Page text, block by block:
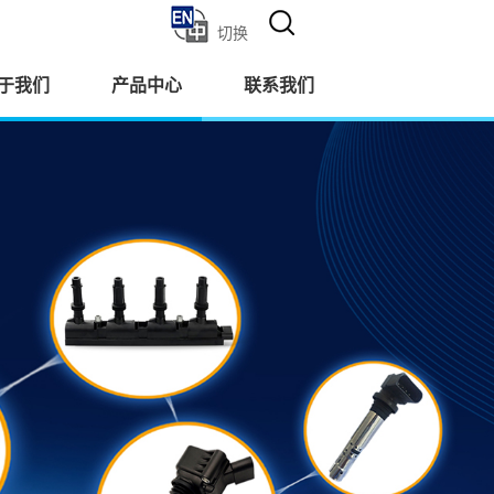
切换
我们 产品中心 联系我们